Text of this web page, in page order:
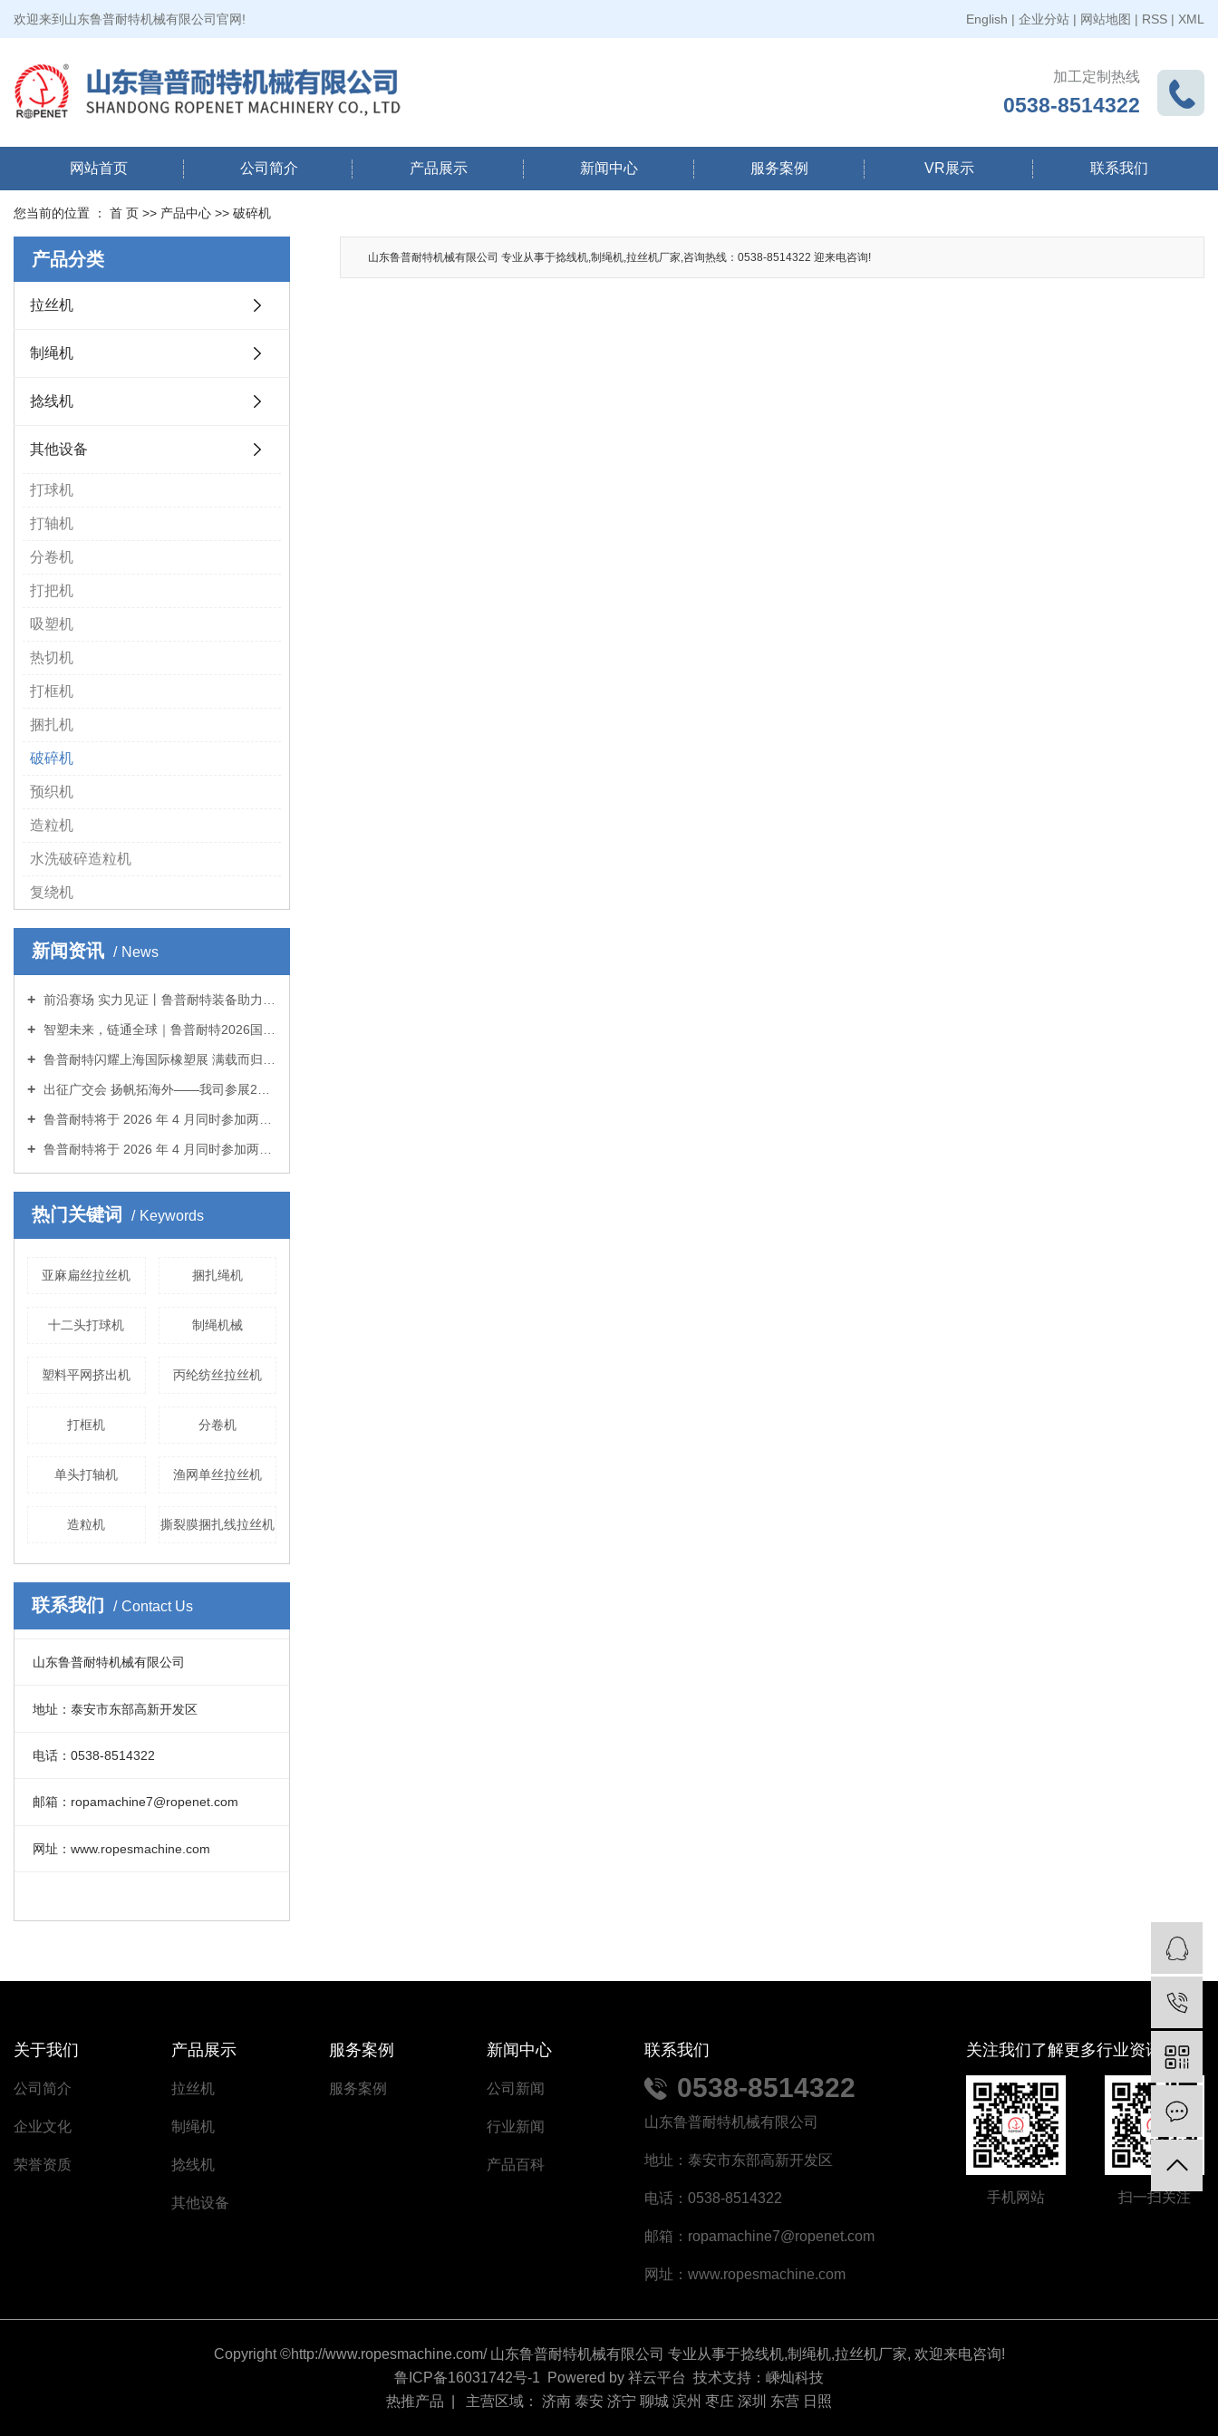
欢迎来到山东鲁普耐特机械有限公司官网! English | 企业分站 | 网站地图 | RSS | XML
加工定制热线
0538-8514322
网站首页 公司简介 产品展示 新闻中心 服务案例 VR展示 联系我们
您当前的位置 ： 首 页 >> 产品中心 >> 破碎机
产品分类
拉丝机
制绳机
捻线机
其他设备
打球机
打轴机
分卷机
打把机
吸塑机
热切机
打框机
捆扎机
破碎机
预织机
造粒机
水洗破碎造粒机
复绕机
新闻资讯 News
前沿赛场 实力见证丨鲁普耐特装备助力“鲁震救援杯”绳索比赛
智塑未来，链通全球｜鲁普耐特2026国际橡塑展收官！
鲁普耐特闪耀上海国际橡塑展 满载而归拓全球商机
出征广交会 扬帆拓海外——我司参展2026春季广交会
鲁普耐特将于 2026 年 4 月同时参加两场国际展览！
鲁普耐特将于 2026 年 4 月同时参加两场国际展览！
热门关键词 Keywords
亚麻扁丝拉丝机 捆扎绳机
十二头打球机 制绳机械
塑料平网挤出机 丙纶纺丝拉丝机
打框机 分卷机
单头打轴机 渔网单丝拉丝机
造粒机 撕裂膜捆扎线拉丝机
联系我们 Contact Us
山东鲁普耐特机械有限公司
地址：泰安市东部高新开发区
电话：0538-8514322
邮箱：ropamachine7@ropenet.com
网址：www.ropesmachine.com
山东鲁普耐特机械有限公司 专业从事于捻线机,制绳机,拉丝机厂家,咨询热线：0538-8514322 迎来电咨询!
关于我们
公司简介
企业文化
荣誉资质
产品展示
拉丝机
制绳机
捻线机
其他设备
服务案例
服务案例
新闻中心
公司新闻
行业新闻
产品百科
联系我们
0538-8514322
山东鲁普耐特机械有限公司
地址：泰安市东部高新开发区
电话：0538-8514322
邮箱：ropamachine7@ropenet.com
网址：www.ropesmachine.com
关注我们了解更多行业资讯
手机网站 扫一扫关注
Copyright ©http://www.ropesmachine.com/ 山东鲁普耐特机械有限公司 专业从事于捻线机,制绳机,拉丝机厂家, 欢迎来电咨询!
鲁ICP备16031742号-1 Powered by 祥云平台 技术支持： 嵊灿科技
热推产品 | 主营区域： 济南 泰安 济宁 聊城 滨州 枣庄 深圳 东营 日照